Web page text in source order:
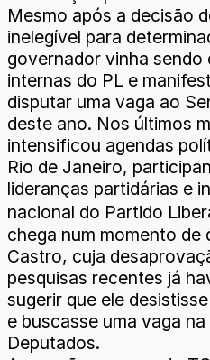
Mesmo após a decisão
inelegível para
governador vinha
internas do PL e
disputar uma vaga ao
deste ano. Nos últimos
intensificou agendas
Rio de Janeiro,
lideranças partidárias e
nacional do Partido
chega num momento de
Castro, cuja
pesquisas recentes já
sugerir que ele
e buscasse uma vaga
Deputados.